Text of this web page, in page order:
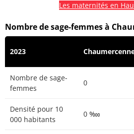
Les maternités en
Nombre de sage-femmes à
2023
Nombre de sage-
femmes
0
Densité pour 10
000 habitants
0 ‱